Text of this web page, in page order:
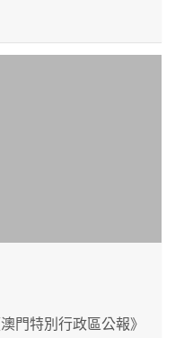
門特別行政區公報》